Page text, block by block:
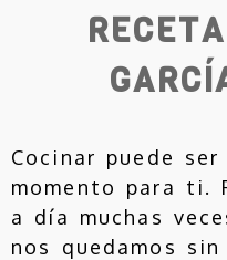
Cocinar puede
momento para ti.
a día muchas
nos quedamos